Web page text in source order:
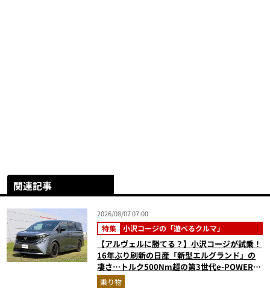
関連記事
2026/08/07 07:00
特集 小沢コージの「遊べるクルマ」
【アルヴェルに勝てる？】小沢コージが試乗！
16年ぶり刷新の日産「新型エルグランド」の
凄さ…トルク500Nm超の第3世代e-POWER＆
和の格調高きデザインを徹底チェック
乗り物